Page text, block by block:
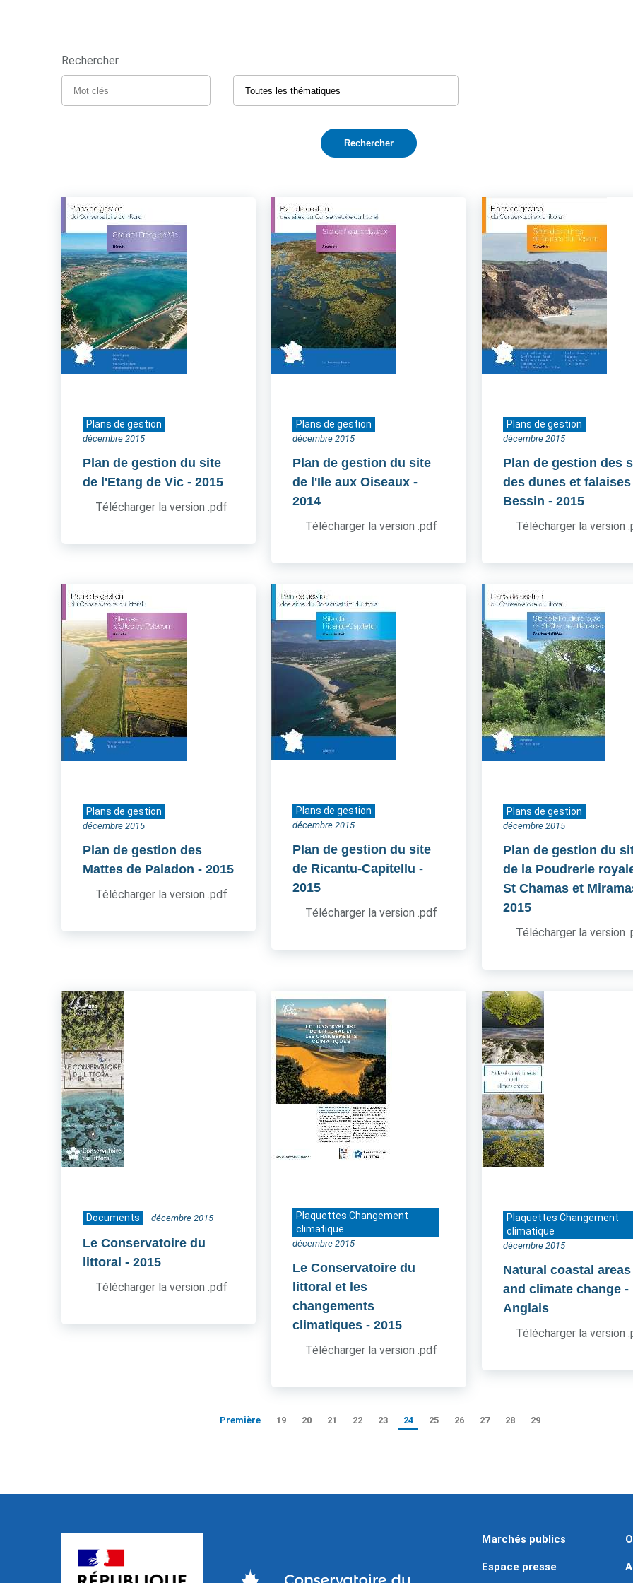
Rechercher
Plans de gestion
décembre 2015
Plan de gestion du site
de l'Etang de Vic - 2015
Télécharger la version .pdf
Plans de gestion
décembre 2015
Plan de gestion du site
de l'Ile aux Oiseaux -
2014
Télécharger la version .pdf
Plans de gestion
décembre 2015
Plan de gestion des
des dunes et falaises
Bessin - 2015
Télécharger la version
Plans de gestion
décembre 2015
Plan de gestion des
Mattes de Paladon - 2015
Télécharger la version .pdf
Plans de gestion
décembre 2015
Plan de gestion du site
de Ricantu-Capitellu -
2015
Télécharger la version .pdf
Plans de gestion
décembre 2015
Plan de gestion du
de la Poudrerie
St Chamas et
2015
Télécharger la version
Documents décembre 2015
Le Conservatoire du
littoral - 2015
Télécharger la version .pdf
Plaquettes Changement
climatique
décembre 2015
Le Conservatoire du
littoral et les
changements
climatiques - 2015
Télécharger la version .pdf
Plaquettes Changement
climatique
décembre 2015
Natural coastal areas
and climate change -
Anglais
Télécharger la version
Première 19 20 21 22 23 24 25 26 27 28 29
Marchés publics
Espace presse